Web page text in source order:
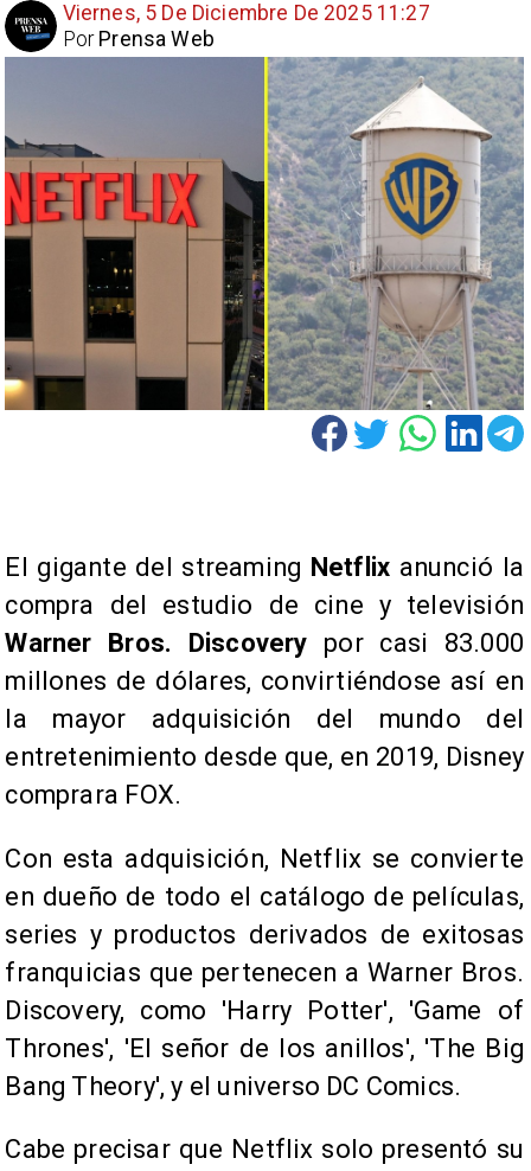
Viernes, 5 De Diciembre De 2025 11:27
Prensa Web
Por
El gigante del streaming Netflix anunció la
compra del estudio de cine y televisión
Warner Bros. Discovery por casi 83.000
millones de dólares, convirtiéndose así en
la mayor adquisición del mundo del
entretenimiento desde que, en 2019, Disney
comprara FOX.
Con esta adquisición, Netflix se convierte
en dueño de todo el catálogo de películas,
series y productos derivados de exitosas
franquicias que pertenecen a Warner Bros.
Discovery, como 'Harry Potter', 'Game of
Thrones', 'El señor de los anillos', 'The Big
Bang Theory', y el universo DC Comics.
Cabe precisar que Netflix solo presentó su